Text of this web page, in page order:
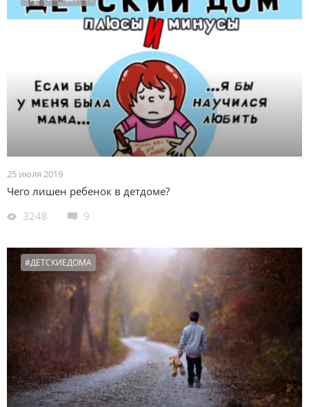
25 июля 2019
Чего лишен ребенок в детдоме?
3248
9
#ДЕТСКИЕДОМА